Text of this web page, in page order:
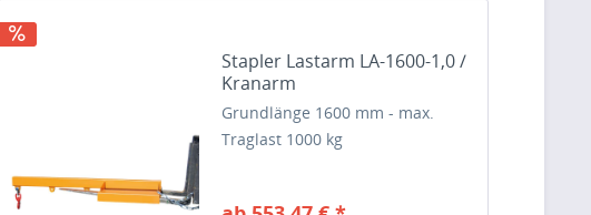
Stapler Lastarm LA-1600-1,0 /
Kranarm
Grundlänge 1600 mm - max.
Traglast 1000 kg